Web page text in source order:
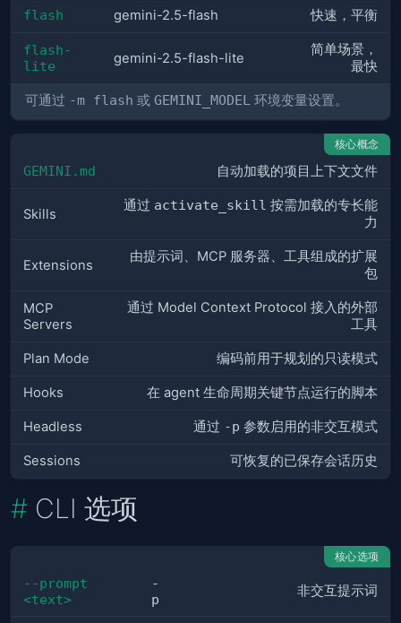
flash gemini-2.5-flash 快速，平衡
flash-
lite
gemini-2.5-flash-lite
简单场景，
最快
可通过 -m flash 或 GEMINI_MODEL 环境变量设置。
核心概念
GEMINI.md 自动加载的项目上下文文件
Skills
通过 activate_skill 按需加载的专长能
力
Extensions
由提示词、MCP 服务器、工具组成的扩展
包
MCP
Servers
通过 Model Context Protocol 接入的外部
工具
Plan Mode 编码前用于规划的只读模式
Hooks 在 agent 生命周期关键节点运行的脚本
Headless 通过 -p 参数启用的非交互模式
Sessions 可恢复的已保存会话历史
CLI 选项
核心选项
--prompt
<text>
-
p
非交互提示词